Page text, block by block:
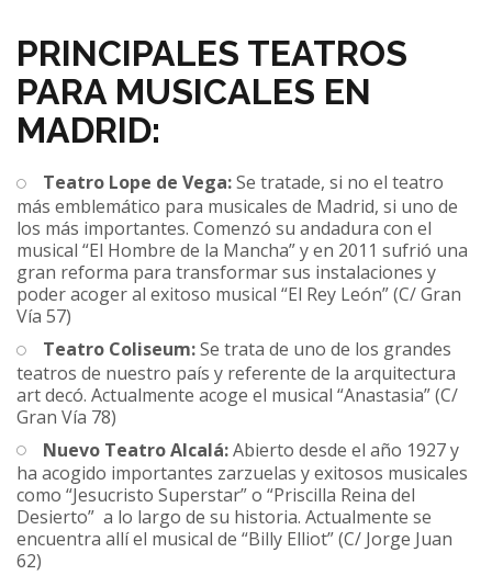
PRINCIPALES TEATROS
PARA MUSICALES EN
MADRID:
Teatro Lope de Vega:Se tratade, si no el teatro
más emblemático para musicales de Madrid, si uno de
los más importantes. Comenzó su andadura con el
musical “El Hombre de la Mancha” y en 2011 sufrió una
gran reforma para transformar sus instalaciones y
poder acoger al exitoso musical “El Rey León”(C/ Gran
Vía 57)
Teatro Coliseum:Se trata de uno de los grandes
teatros de nuestro país y referente de la arquitectura
art decó. Actualmente acoge el musical “Anastasia” (C/
Gran Vía 78)
Nuevo Teatro Alcalá:Abierto desde el año 1927 y
ha acogido importantes zarzuelas y exitosos musicales
como “Jesucristo Superstar” o “Priscilla Reina del
Desierto” a lo largo de su historia. Actualmente se
encuentra allí el musical de “Billy Elliot” (C/ Jorge Juan
62)